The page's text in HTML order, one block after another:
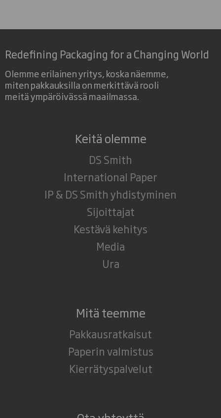
Redefining Packaging for a Changing World
Olemme erilainen yritys, koska näemme,
miten pakkauksilla on merkittävä rooli
meitä ympäröivässä maailmassa.
Keitä olemme
DS Smith
International Paper
IP & DS Smith yhdistyminen
Sijoittajat
Kestävä kehitys
Media
Ura
Mitä teemme
Pakkausratkaisut
Paperin valmistus
Kierrätyspalvelut